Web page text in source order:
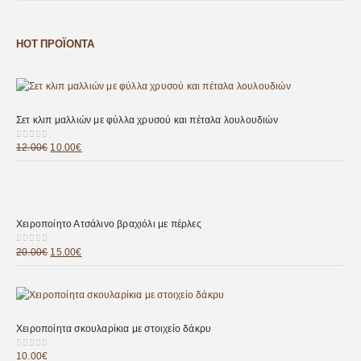
HOT ΠΡΟΪΌΝΤΑ
Σετ κλιπ μαλλιών με φύλλα χρυσού και πέταλα λουλουδιών
0out of 5
12.00€ 10.00€
Χειροποίητο Ατσάλινο βραχιόλι με πέρλες
0out of 5
20.00€ 15.00€
Χειροποίητα σκουλαρίκια με στοιχείο δάκρυ
0out of 5
10.00€